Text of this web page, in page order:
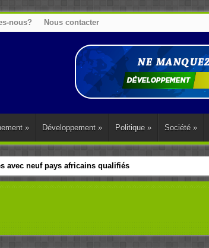
nous? Nous contacter
» Développement » Politique » Société »
avec neuf pays africains qualifiés
de parler d’une seule voix sur la question des